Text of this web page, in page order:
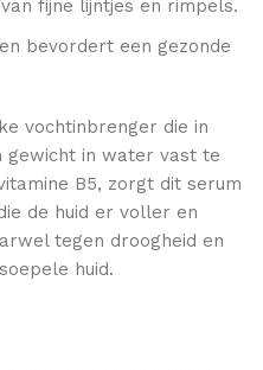
fijne lijntjes en rimpels.
bevordert een gezonde
vochtinbrenger die in
gewicht in water vast te
B5, zorgt dit serum
de huid er voller en
tegen droogheid en
huid.